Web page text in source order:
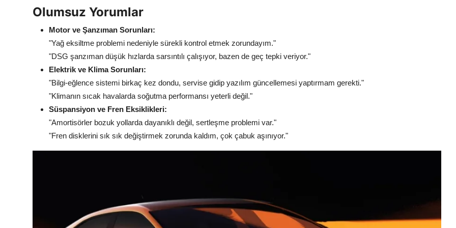
Olumsuz Yorumlar
Motor ve Şanzıman Sorunları:
"Yağ eksiltme problemi nedeniyle sürekli kontrol etmek zorundayım."
"DSG şanzıman düşük hızlarda sarsıntılı çalışıyor, bazen de geç tepki veriyor."
Elektrik ve Klima Sorunları:
"Bilgi-eğlence sistemi birkaç kez dondu, servise gidip yazılım güncellemesi yaptırmam gerekti."
"Klimanın sıcak havalarda soğutma performansı yeterli değil."
Süspansiyon ve Fren Eksiklikleri:
"Amortisörler bozuk yollarda dayanıklı değil, sertleşme problemi var."
"Fren disklerini sık sık değiştirmek zorunda kaldım, çok çabuk aşınıyor."